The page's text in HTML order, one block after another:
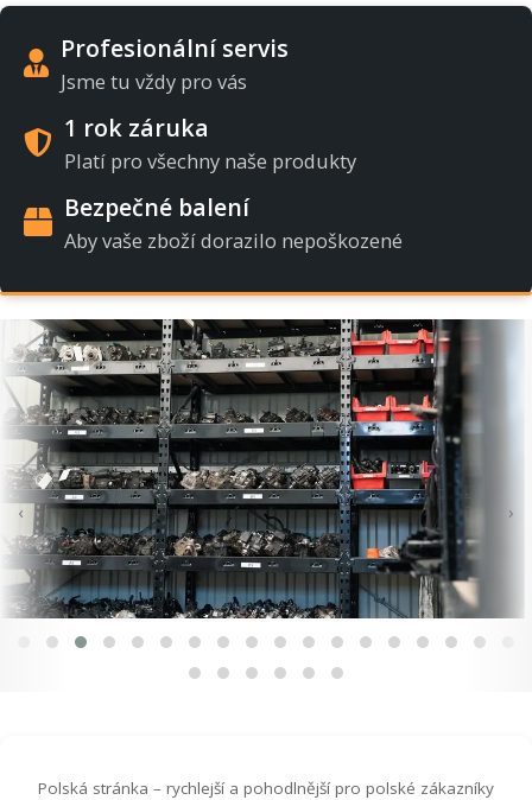
Profesionální servis
Jsme tu vždy pro vás
1 rok záruka
Platí pro všechny naše produkty
Bezpečné balení
Aby vaše zboží dorazilo nepoškozené
‹ ›
Polská stránka – rychlejší a pohodlnější pro polské zákazníky